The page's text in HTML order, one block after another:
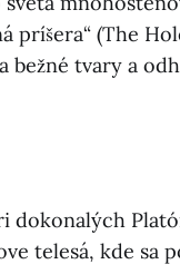
príšera“ (The
bežné tvary a
dokonalých
telesá, kde sa